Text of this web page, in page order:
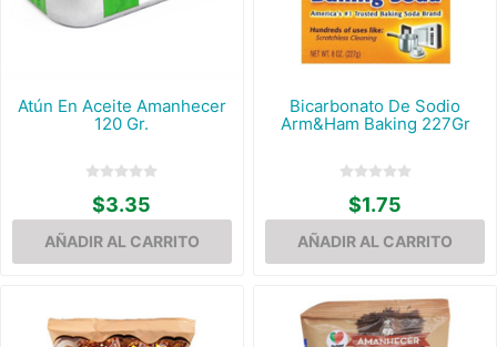
Atún En Aceite Amanhecer
120 Gr.
$3.35
Bicarbonato De Sodio
Arm&Ham Baking 227Gr
$1.75